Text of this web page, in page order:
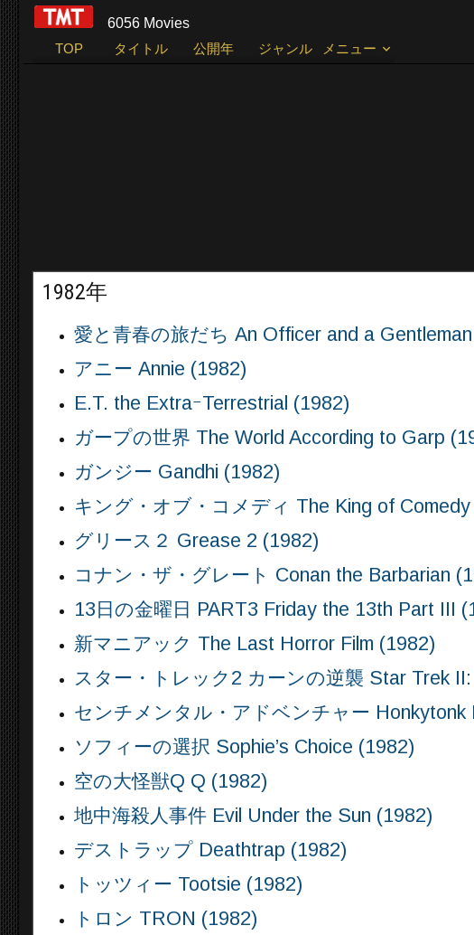
6056 Movies
TOP
タイトル 公開年 ジャンル メニュー
1982年
愛と青春の旅だち An Officer and a
アニー Annie (1982)
E.T. the ExtraｰTerrestrial (1982)
ガープの世界 The World According to Garp
ガンジー Gandhi (1982)
キング・オブ・コメディ The King of
グリース２ Grease 2 (1982)
コナン・ザ・グレート Conan the Barbarian
13日の金曜日 PART3 Friday the 13th Part III
新マニアック The Last Horror Film (1982)
スター・トレック2 カーンの逆襲 Star Trek
センチメンタル・アドベンチャー Honkytonk
ソフィーの選択 Sophie’s Choice (1982)
空の大怪獣Q Q (1982)
地中海殺人事件 Evil Under the Sun (1982)
デストラップ Deathtrap (1982)
トッツィー Tootsie (1982)
トロン TRON (1982)